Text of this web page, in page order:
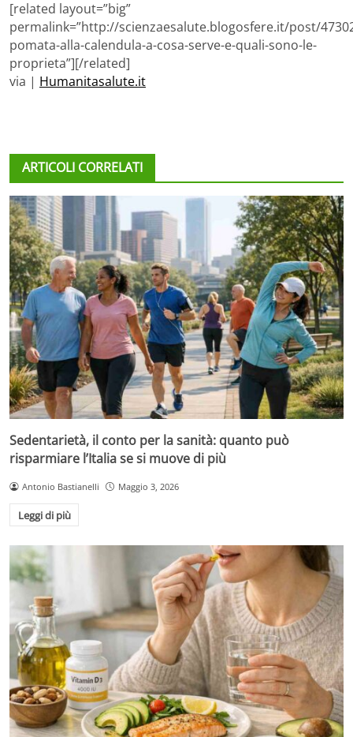
[related layout=”big”
permalink=”http://scienzaesalute.blogosfere.it/post/
pomata-alla-calendula-a-cosa-serve-e-quali-sono-le-
proprieta”][/related]
via | Humanitasalute.it
ARTICOLI CORRELATI
Sedentarietà, il conto per la sanità: quanto può
risparmiare l’Italia se si muove di più
Antonio Bastianelli Maggio 3, 2026
Leggi di più